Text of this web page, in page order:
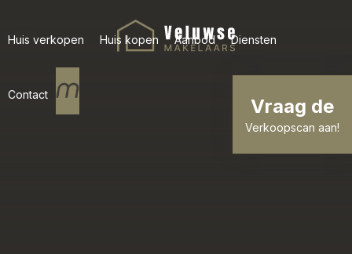
Huis verkopen Huis kopen Aanbod Diensten
Contact Vraag de
Verkoopscan aan!